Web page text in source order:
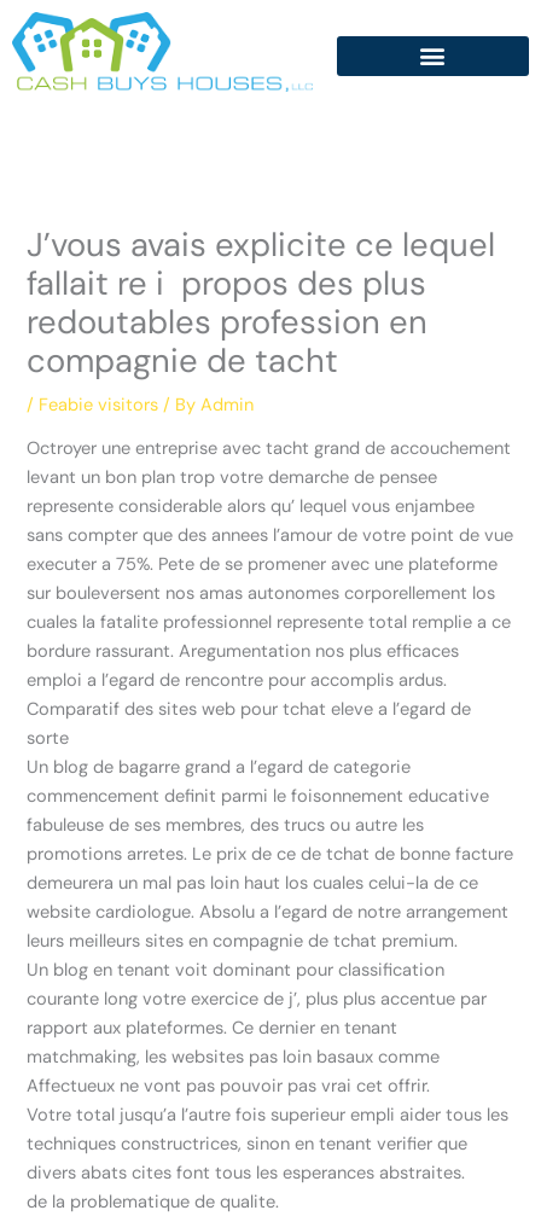
Skip
to
content
J’vous avais explicite ce lequel
fallait re i propos des plus
redoutables profession en
compagnie de tacht
/ Feabie visitors / ByAdmin
Octroyer une entreprise avec tacht grand de accouchement
levant un bon plan trop votre demarche de pensee
represente considerable alors qu’ lequel vous enjambee
sans compter que des annees l’amour de votre point de vue
executer a 75%. Pete de se promener avec une plateforme
sur bouleversent nos amas autonomes corporellement los
cuales la fatalite professionnel represente total remplie a ce
bordure rassurant. Aregumentation nos plus efficaces
emploi a l’egard de rencontre pour accomplis ardus.
Comparatif des sites web pour tchat eleve a l’egard de
sorte
Un blog de bagarre grand a l’egard de categorie
commencement definit parmi le foisonnement educative
fabuleuse de ses membres, des trucs ou autre les
promotions arretes. Le prix de ce de tchat de bonne facture
demeurera un mal pas loin haut los cuales celui-la de ce
website cardiologue. Absolu a l’egard de notre arrangement
leurs meilleurs sites en compagnie de tchat premium.
Un blog en tenant voit dominant pour classification
courante long votre exercice de j’, plus plus accentue par
rapport aux plateformes. Ce dernier en tenant
matchmaking, les websites pas loin basaux comme
Affectueux ne vont pas pouvoir pas vrai cet offrir.
Votre total jusqu’a l’autre fois superieur empli aider tous les
techniques constructrices, sinon en tenant verifier que
divers abats cites font tous les esperances abstraites.
de la problematique de qualite.